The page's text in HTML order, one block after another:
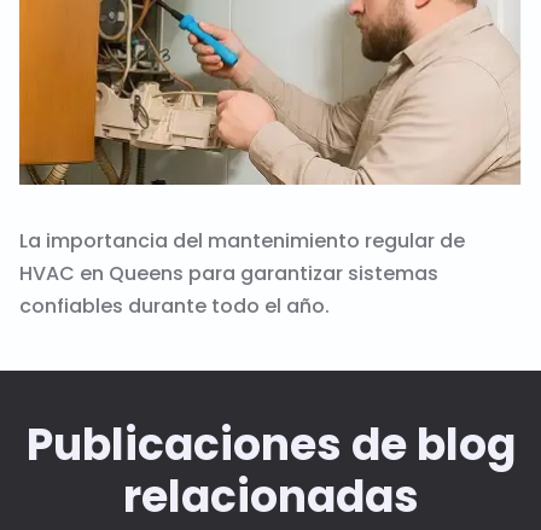
La importancia del mantenimiento regular de
HVAC en Queens para garantizar sistemas
confiables durante todo el año.
Publicaciones de blog
relacionadas